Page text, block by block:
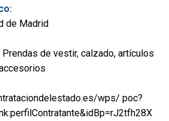
de Madrid
de vestir, calzado, artículos
wps/ poc?